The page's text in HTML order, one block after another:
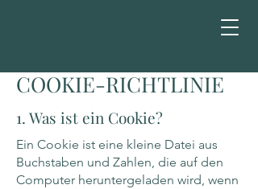
COOKIE-RICHTLINIE
1. Was ist ein Cookie?
Ein Cookie ist eine kleine Datei aus
Buchstaben und Zahlen, die auf den
Computer heruntergeladen wird, wenn